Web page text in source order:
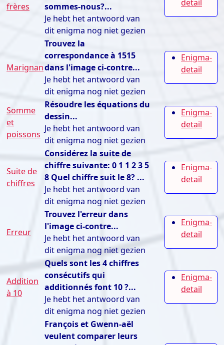
frères
sommes-nous?...
Je hebt het antwoord van
dit enigma nog niet gezien
detail
Marignan
Trouvez la
correspondance à 1515
dans l'image ci-contre...
Je hebt het antwoord van
dit enigma nog niet gezien
Enigma-
detail
Somme
et
poissons
Résoudre les équations du
dessin...
Je hebt het antwoord van
dit enigma nog niet gezien
Enigma-
detail
Suite de
chiffres
Considérez la suite de
chiffre suivante: 0 1 1 2 3 5
8 Quel chiffre suit le 8? ...
Je hebt het antwoord van
dit enigma nog niet gezien
Enigma-
detail
Erreur
Trouvez l'erreur dans
l'image ci-contre...
Je hebt het antwoord van
dit enigma nog niet gezien
Enigma-
detail
Addition
à 10
Quels sont les 4 chiffres
consécutifs qui
additionnés font 10 ?...
Je hebt het antwoord van
dit enigma nog niet gezien
Enigma-
detail
François et Gwenn-aël
veulent comparer leurs